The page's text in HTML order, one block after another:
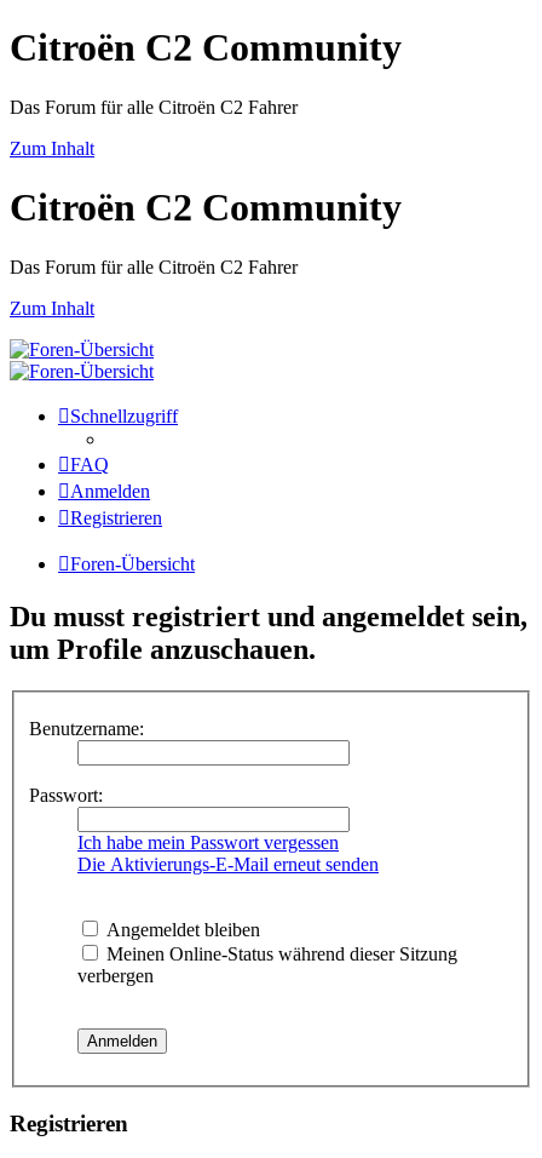
Citroën C2 Community
Das Forum für alle Citroën C2 Fahrer
Zum Inhalt
Citroën C2 Community
Das Forum für alle Citroën C2 Fahrer
Zum Inhalt
Schnellzugriff
FAQ
Anmelden
Registrieren
Foren-Übersicht
Du musst registriert und angemeldet sein,
um Profile anzuschauen.
Benutzername:
Passwort:
Ich habe mein Passwort vergessen
Die Aktivierungs-E-Mail erneut senden
Angemeldet bleiben
Meinen Online-Status während dieser Sitzung
verbergen
Registrieren